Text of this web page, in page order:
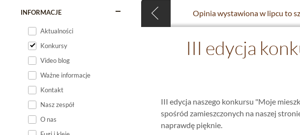
INFORMACJE
Aktualności
Konkursy
Video blog
Ważne informacje
Kontakt
Nasz zespół
O nas
Opinia wystawiona w lipcu to
III edycja
III edycja naszego konkursu "Moje
spośród zamieszczonych na naszej
naprawdę pięknie.